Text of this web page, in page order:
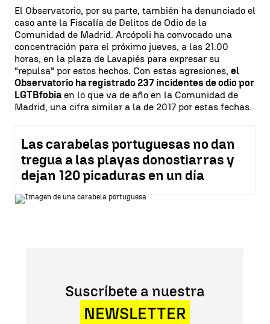
El Observatorio, por su parte, también ha denunciado el
caso ante la Fiscalía de Delitos de Odio de la
Comunidad de Madrid. Arcópoli ha convocado una
concentración para el próximo jueves, a las 21.00
horas, en la plaza de Lavapiés para expresar su
"repulsa" por estos hechos. Con estas agresiones, el
Observatorio ha registrado 237 incidentes de odio por
LGTBfobia en lo que va de año en la Comunidad de
Madrid, una cifra similar a la de 2017 por estas fechas.
Las carabelas portuguesas no dan
tregua a las playas donostiarras y
dejan 120 picaduras en un día
Suscríbete a nuestra
NEWSLETTER